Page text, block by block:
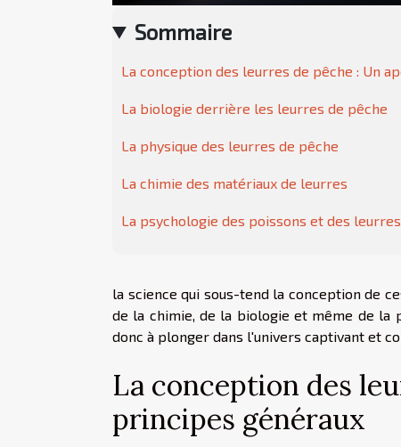
Sommaire
La conception des leurres de pêche : Un
La biologie derrière les leurres de pêche
La physique des leurres de pêche
La chimie des matériaux de leurres
La psychologie des poissons et des leurres
la science qui sous-tend la conception de
de la chimie, de la biologie et même de la
donc à plonger dans l'univers captivant et
La conception des
principes généraux